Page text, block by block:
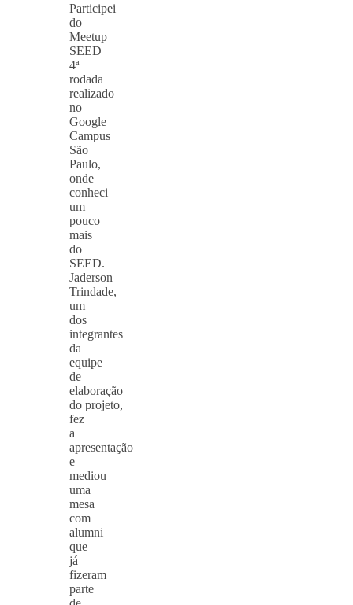
Participei
do
Meetup
SEED
4ª
rodada
realizado
no
Google
Campus
São
Paulo,
onde
conheci
um
pouco
mais
do
SEED.
Jaderson
Trindade,
um
dos
integrantes
da
equipe
de
elaboração
do projeto,
fez
a
apresentação
e
mediou
uma
mesa
com
alumni
que
já
fizeram
parte